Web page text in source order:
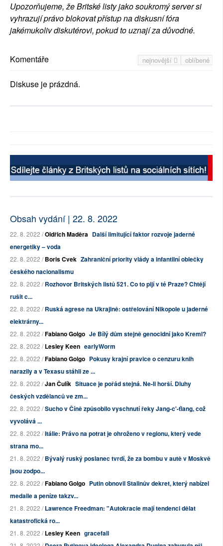
Upozorňujeme, že Britské listy jako soukromý server si
vyhrazují právo blokovat přístup na diskusní fóra
jakémukoliv diskutérovi, pokud to uznají za důvodné.
nejnovější oblíbené
Komentáře
Diskuse je prázdná.
Obsah vydání | 22. 8. 2022
22. 8. 2022 /Oldřich Maděra Další limitující faktor rozvoje jaderné
energetiky – voda
22. 8. 2022 /Boris Cvek Zahraniční priority vlády a infantilní oblečky
českého nacionalismu
22. 8. 2022 /Rozhovor Britských listů 521. Co to pijí v té Praze? Chtějí
rušit c...
22. 8. 2022 /Ruská agrese na Ukrajině: ostřelování Nikopole u jaderné
elektrárny...
22. 8. 2022 /Fabiano Golgo Je Bílý dům stejně genocidní jako Kreml?
22. 8. 2022 /Lesley Keen earlyWorm
22. 8. 2022 /Fabiano Golgo Pokusy krajní pravice o cenzuru knih
narazily a v Texasu stáhli ze ...
22. 8. 2022 /Jan Čulík Situace je pořád stejná. Ne-li horší. Dluhy
českých vzdělanců ve zm...
22. 8. 2022 /Sucho v Číně způsobilo vyschnutí řeky Jang-c'-ťiang, což
vyvolává ...
22. 8. 2022 /Itálie: Právo na potrat je ohroženo v regionu, který vede
strana mo...
21. 8. 2022 /Bývalý ruský poslanec tvrdí, že za bombu v autě v Moskvě
jsou zodpo...
22. 8. 2022 /Fabiano Golgo Putin obnovil Stalinův dekret, který nabízel
medaile a peníze takzv...
21. 8. 2022 /Lawrence Freedman: "Autokracie mají tendenci dělat
katastrofická ro...
21. 8. 2022 /Lesley Keen gracefall